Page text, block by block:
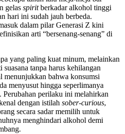
gelas spiritberkadar alkohol tinggi
hari ini sudah jauh berbeda.
dalam pilar Generasi Z kini
arti “bersenang-senang” di
yang paling kuat minum, melainkan
tanpa harus kehilangan
menunjukkan bahwa konsumsi
menyusut hingga seperlimanya
Perubahan perilaku ini melahirkan
dengan istilah sober-curious,
secara sadar memilih untuk
menghindari alkohol demi